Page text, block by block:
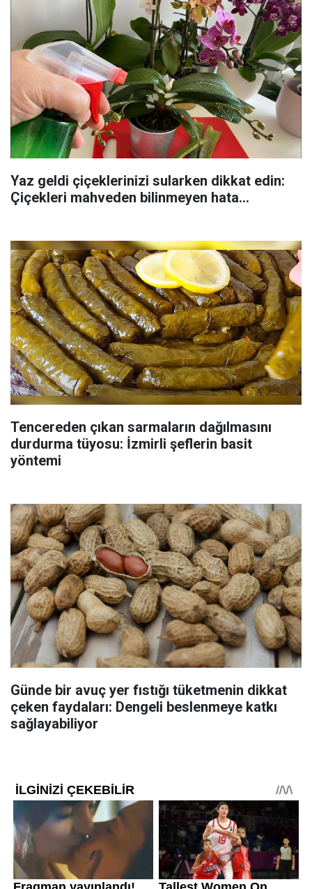
Yaz geldi çiçeklerinizi sularken dikkat edin:
Çiçekleri mahveden bilinmeyen hata...
Tencereden çıkan sarmaların dağılmasını
durdurma tüyosu: İzmirli şeflerin basit
yöntemi
Günde bir avuç yer fıstığı tüketmenin dikkat
çeken faydaları: Dengeli beslenmeye katkı
sağlayabiliyor